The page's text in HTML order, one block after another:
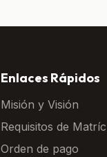
Enlaces Rápidos
Misión y Visión
Requisitos de
Orden de pago